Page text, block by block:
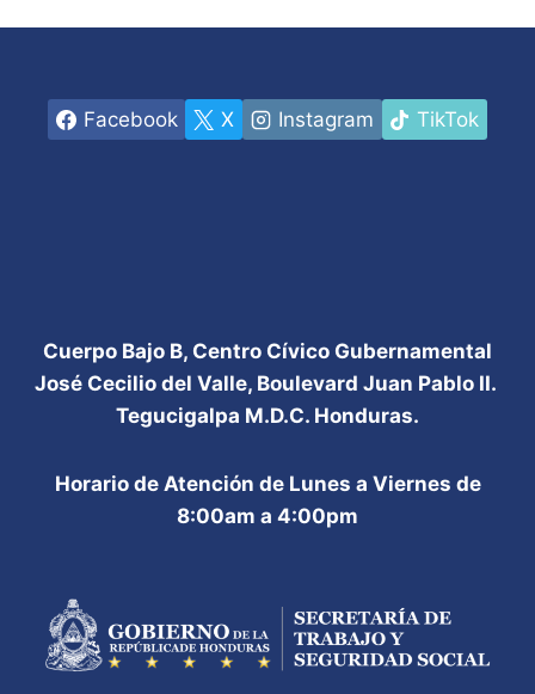
Facebook X Instagram TikTok
Cuerpo Bajo B, Centro Cívico Gubernamental
José Cecilio del Valle, Boulevard Juan Pablo II.
Tegucigalpa M.D.C. Honduras.
Horario de Atención de Lunes a Viernes de
8:00am a 4:00pm